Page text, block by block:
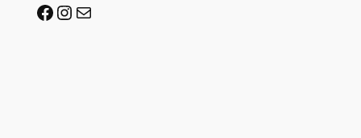
Stillberaterin-werden auf Facebook
Stillberaterin-werden auf Instagram
Mail-Adresse